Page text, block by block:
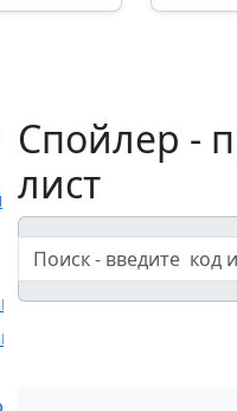
[1]
[0]
[6]
[6]
Спойлер -
лист